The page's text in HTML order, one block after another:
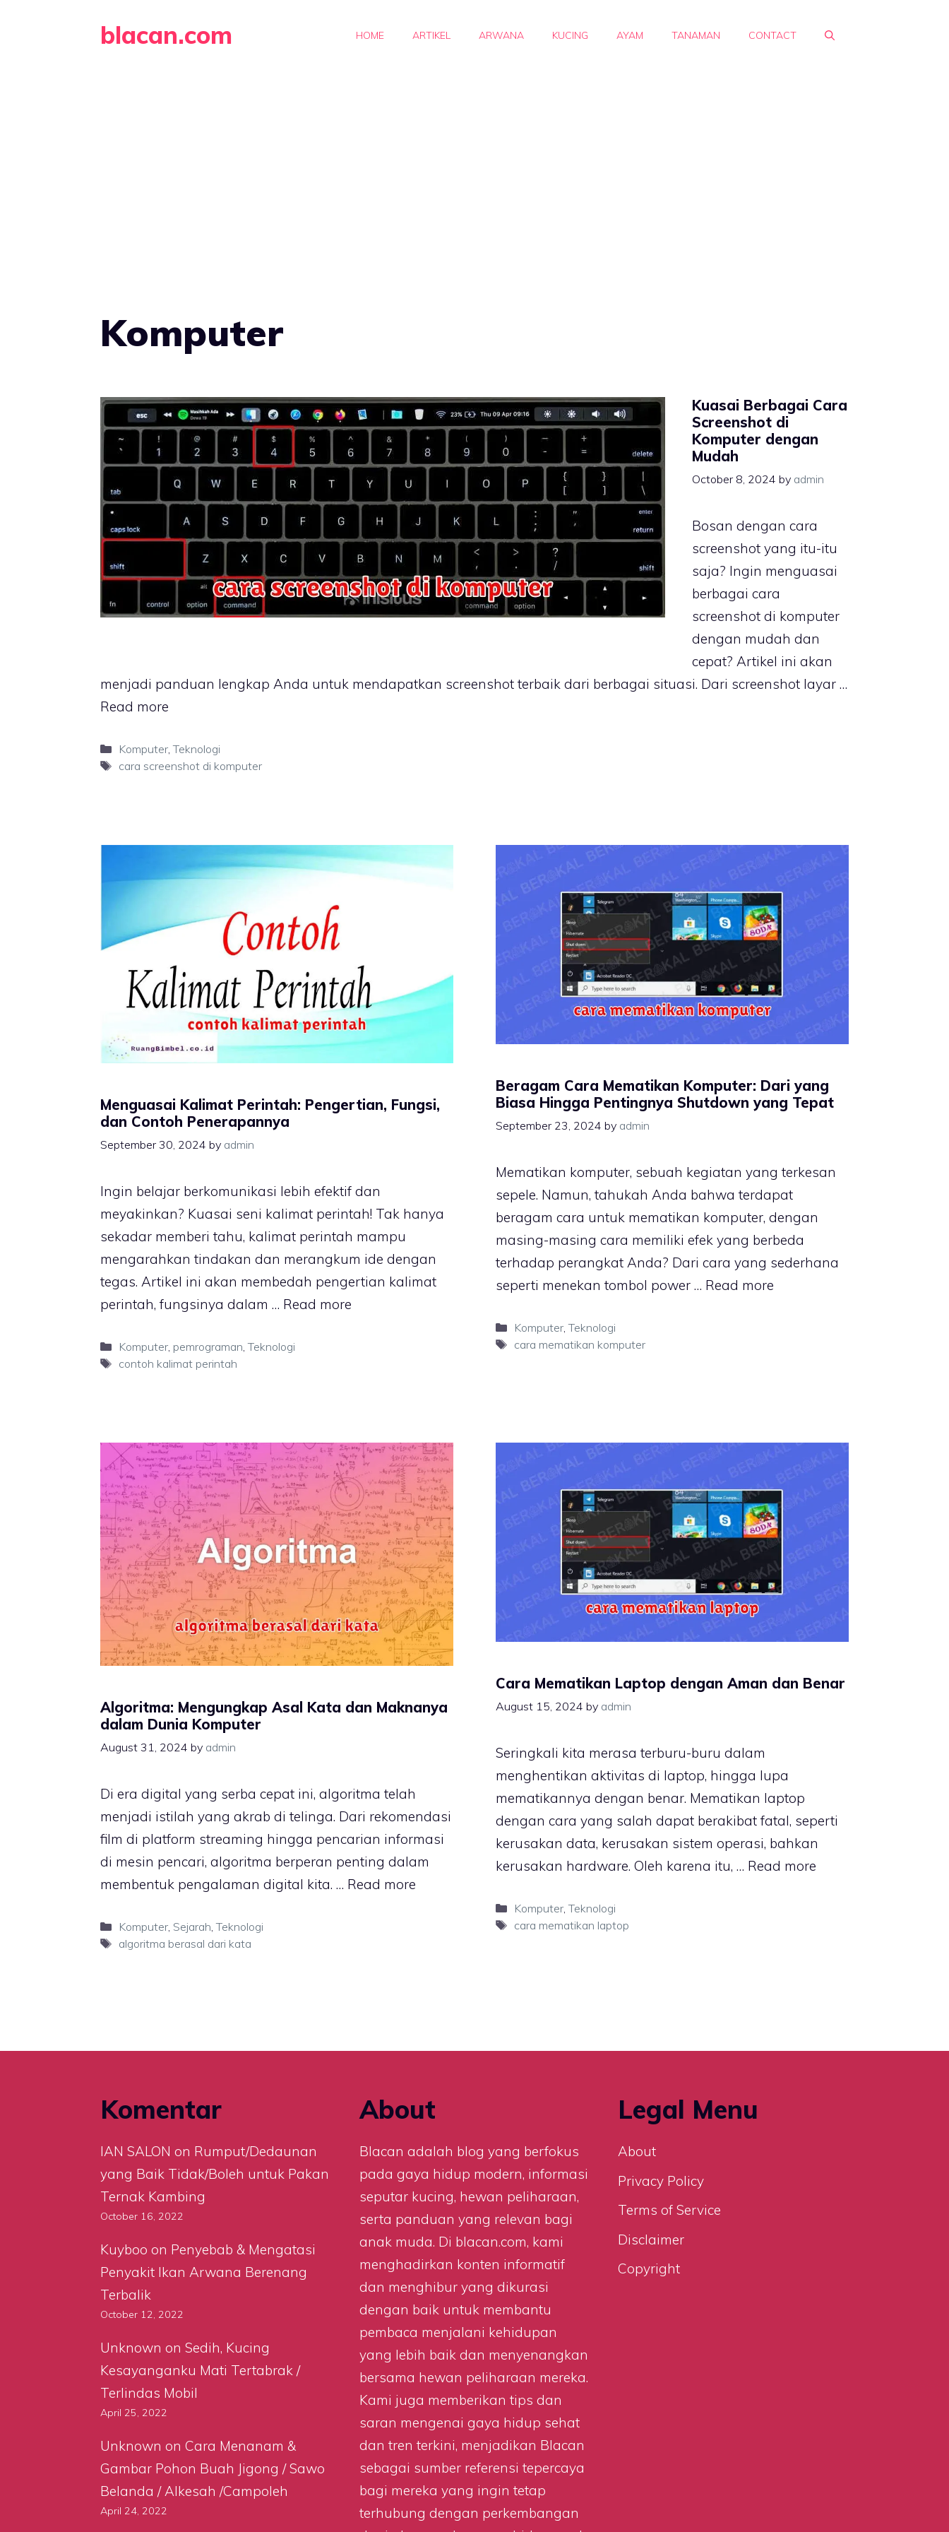
blacan.com HOME ARTIKEL ARWANA KUCING AYAM TANAMAN CONTACT
Komputer
Kuasai Berbagai Cara
Screenshot di
Komputer dengan
Mudah
October 8, 2024 by admin
Bosan dengan cara
screenshot yang itu-itu
saja? Ingin menguasai
berbagai cara
screenshot di komputer
dengan mudah dan
cepat? Artikel ini akan
menjadi panduan lengkap Anda untuk mendapatkan screenshot terbaik dari berbagai situasi. Dari screenshot layar …
Read more
Categories
Komputer,Teknologi
Tags
cara screenshot di komputer
Menguasai Kalimat Perintah: Pengertian, Fungsi,
dan Contoh Penerapannya
September 30, 2024 by admin
Ingin belajar berkomunikasi lebih efektif dan
meyakinkan? Kuasai seni kalimat perintah! Tak hanya
sekadar memberi tahu, kalimat perintah mampu
mengarahkan tindakan dan merangkum ide dengan
tegas. Artikel ini akan membedah pengertian kalimat
perintah, fungsinya dalam … Read more
Categories
Komputer, pemrograman,Teknologi
Tags
contoh kalimat perintah
Beragam Cara Mematikan Komputer: Dari yang
Biasa Hingga Pentingnya Shutdown yang Tepat
September 23, 2024 by admin
Mematikan komputer, sebuah kegiatan yang terkesan
sepele. Namun, tahukah Anda bahwa terdapat
beragam cara untuk mematikan komputer, dengan
masing-masing cara memiliki efek yang berbeda
terhadap perangkat Anda? Dari cara yang sederhana
seperti menekan tombol power … Read more
Categories
Komputer,Teknologi
Tags
cara mematikan komputer
Algoritma: Mengungkap Asal Kata dan Maknanya
dalam Dunia Komputer
August 31, 2024 by admin
Di era digital yang serba cepat ini, algoritma telah
menjadi istilah yang akrab di telinga. Dari rekomendasi
film di platform streaming hingga pencarian informasi
di mesin pencari, algoritma berperan penting dalam
membentuk pengalaman digital kita. … Read more
Categories
Komputer, Sejarah,Teknologi
Tags
algoritma berasal dari kata
Cara Mematikan Laptop dengan Aman dan Benar
August 15, 2024 by admin
Seringkali kita merasa terburu-buru dalam
menghentikan aktivitas di laptop, hingga lupa
mematikannya dengan benar. Mematikan laptop
dengan cara yang salah dapat berakibat fatal, seperti
kerusakan data, kerusakan sistem operasi, bahkan
kerusakan hardware. Oleh karena itu, … Read more
Categories
Komputer,Teknologi
Tags
cara mematikan laptop
Komentar
IAN SALON on Rumput/Dedaunan
yang Baik Tidak/Boleh untuk Pakan
Ternak Kambing
October 16, 2022
Kuyboo on Penyebab & Mengatasi
Penyakit Ikan Arwana Berenang
Terbalik
October 12, 2022
Unknown on Sedih, Kucing
Kesayanganku Mati Tertabrak /
Terlindas Mobil
April 25, 2022
Unknown on Cara Menanam &
Gambar Pohon Buah Jigong / Sawo
Belanda / Alkesah /Campoleh
April 24, 2022
About
Blacan adalah blog yang berfokus
pada gaya hidup modern, informasi
seputar kucing, hewan peliharaan,
serta panduan yang relevan bagi
anak muda. Di blacan.com, kami
menghadirkan konten informatif
dan menghibur yang dikurasi
dengan baik untuk membantu
pembaca menjalani kehidupan
yang lebih baik dan menyenangkan
bersama hewan peliharaan mereka.
Kami juga memberikan tips dan
saran mengenai gaya hidup sehat
dan tren terkini, menjadikan Blacan
sebagai sumber referensi tepercaya
bagi mereka yang ingin tetap
terhubung dengan perkembangan
Legal Menu
About
Privacy Policy
Terms of Service
Disclaimer
Copyright